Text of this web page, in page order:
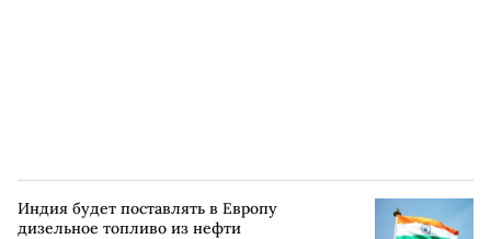
Индия будет поставлять в Европу
дизельное топливо из нефти